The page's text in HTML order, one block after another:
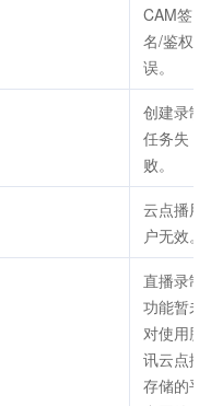
CAM签
名/鉴权错
误。
创建录制
任务失
败。
云点播用
户无效。
直播录制
功能暂未
对使用腾
讯云点播
存储的平